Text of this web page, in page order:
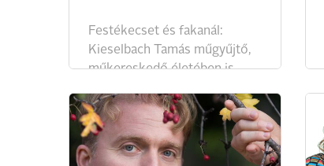
Festékecset és fakanál:
Kieselbach Tamás műgyűjtő,
műkereskedő életében is